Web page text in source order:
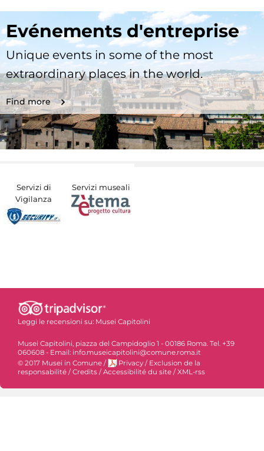
Evénements d'entreprise
Unique events in some of the most
extraordinary places in the world.
Find more
Servizi di
Vigilanza
Servizi museali
Leggi le recensioni su: Musei Capitolini
Musei Capitolini, piazza del Campidoglio 1 - 00186 Roma. Tel. +39
060608 - Email: info.museicapitolini@comune.roma.it
© 2017 Musei in Comune / Privacy / Exclusion de la
responsabilité /Credits /Accessibilité du site /XML-rss